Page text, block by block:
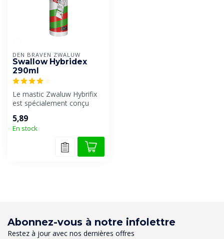
DEN BRAVEN ZWALUW
Swallow Hybridex
290ml
Le mastic Zwaluw Hybrifix
est spécialement conçu
pour l'é...
5,89
En stock
Abonnez-vous à notre infolettre
Restez à jour avec nos dernières offres